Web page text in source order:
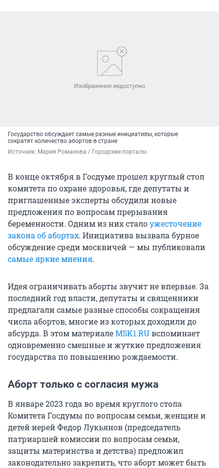
Государство обсуждает самые разные инициативы, которые
сократят количество абортов в стране
Источник: Мария Романова / Городские порталы
В конце октября в Госдуме прошел круглый стол
комитета по охране здоровья, где депутаты и
приглашенные эксперты обсудили новые
предложения по вопросам прерывания
беременности. Одним из них сталоужесточение
закона об абортах. Инициатива вызвала бурное
обсуждение среди москвичей — мы публиковали
самые яркие мнения.
Идея ограничивать аборты звучит не впервые. За
последний год власти, депутаты и священники
предлагали самые разные способы сокращения
числа абортов, многие из которых доходили до
абсурда. В этом материалеMSK1.RUвспоминает
одновременно смешные и жуткие предложения
государства по повышению рождаемости.
Аборт только с согласия мужа
В январе 2023 года во время круглого стола
Комитета Госдумы по вопросам семьи, женщин и
детей иерей Федор Лукьянов (председатель
патриаршей комиссии по вопросам семьи,
защиты материнства и детства) предложил
законодательно закрепить, что аборт может быть